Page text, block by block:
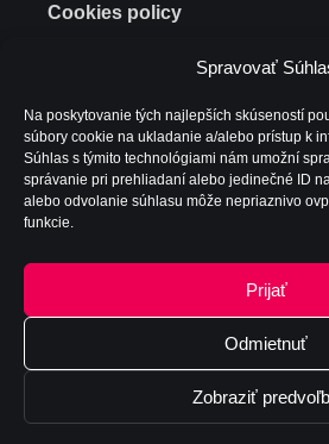
Spravovať
Na poskytovanie tých najlepších skúseností
súbory cookie na ukladanie a/alebo prístup k
Súhlas s týmito technológiami nám umožní
správanie pri prehliadaní alebo jedinečné ID
alebo odvolanie súhlasu môže nepriaznivo
funkcie.
Prijať
Odmietnuť
Zobraziť
Cookies policy
Publishing
CONTACT
EMAIL
INO-HUB Energy j.s.a.,
Bratislava, Slovakia
R&D: Kukučínova 2734 024
Mesto, Pon-Pia: 9:00 - 18:00
Copyright INO-HUBEnergy j